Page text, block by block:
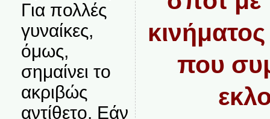
Για πολλές
γυναίκες,
όμως,
σημαίνει το
ακριβώς
αντίθετο. Εάν
που